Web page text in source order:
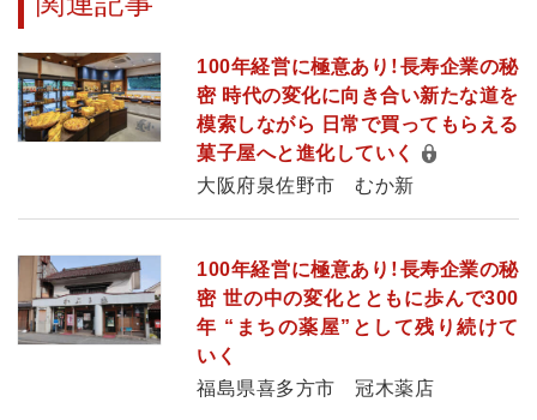
100年経営に極意あり！長寿企業の秘
密 時代の変化に向き合い新たな道を
模索しながら 日常で買ってもらえる
菓子屋へと進化していく
大阪府泉佐野市 むか新
100年経営に極意あり！長寿企業の秘
密 世の中の変化とともに歩んで300
年 “まちの薬屋”として残り続けて
いく
福島県喜多方市 冠木薬店